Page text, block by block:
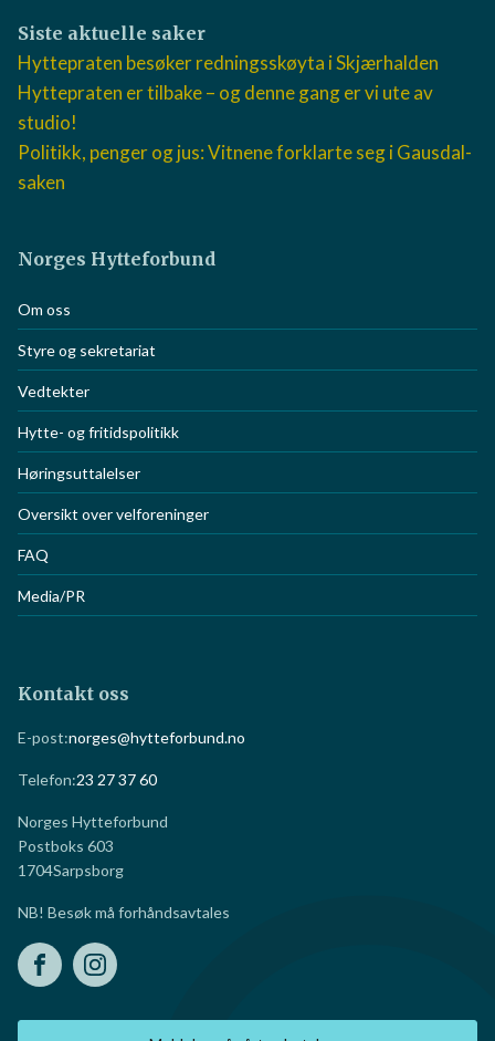
Siste aktuelle saker
Hyttepraten besøker redningsskøyta i Skjærhalden
Hyttepraten er tilbake – og denne gang er vi ute av
studio!
Politikk, penger og jus: Vitnene forklarte seg i Gausdal-
saken
Norges Hytteforbund
Om oss
Styre og sekretariat
Vedtekter
Hytte- og fritidspolitikk
Høringsuttalelser
Oversikt over velforeninger
FAQ
Media/PR
Kontakt oss
E-post:norges@hytteforbund.no
Telefon:23 27 37 60
Norges Hytteforbund
Postboks 603
1704Sarpsborg
NB! Besøk må forhåndsavtales